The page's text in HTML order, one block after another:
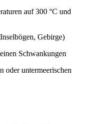
auf 300 °C und
Gebirge)
Schwankungen
oder untermeerischen